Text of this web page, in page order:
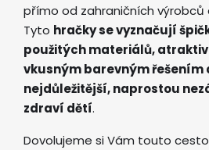
přímo od zahraničních výrobců
Tyto hračky se vyznačují
použitých materiálů,
vkusným barevným řešením
nejdůležitější, naprostou
zdraví dětí.
Dovolujeme si Vám touto